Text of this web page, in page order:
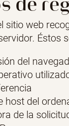
sitio web
Éstos
del
host del
de la